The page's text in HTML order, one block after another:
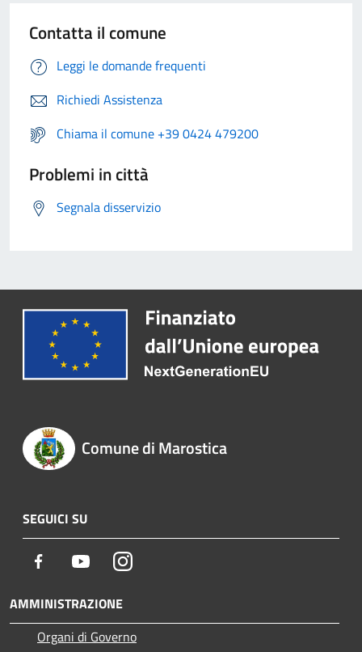
Contatta il comune
Leggi le domande frequenti
Richiedi Assistenza
Chiama il comune +39 0424 479200
Problemi in città
Segnala disservizio
Comune di Marostica
SEGUICI SU
Facebook YoutubeInstagram
AMMINISTRAZIONE
Organi di Governo